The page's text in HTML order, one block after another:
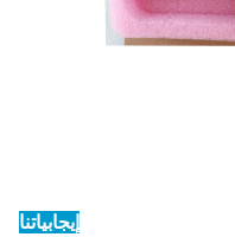
إيجابياتنا